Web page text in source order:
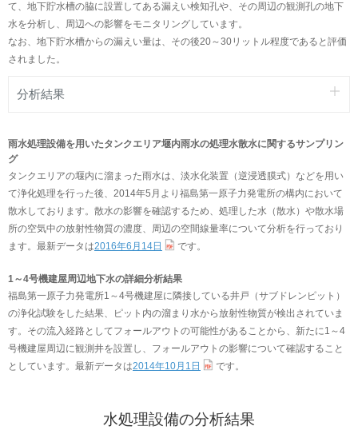
て、地下貯水槽の脇に設置してある漏えい検知孔や、その周辺の観測孔の地下
水を分析し、周辺への影響をモニタリングしています。
なお、地下貯水槽からの漏えい量は、その後20～30リットル程度であると評価
されました。
分析結果
雨水処理設備を用いたタンクエリア堰内雨水の処理水散水に関するサンプリン
グ
タンクエリアの堰内に溜まった雨水は、淡水化装置（逆浸透膜式）などを用い
て浄化処理を行った後、2014年5月より福島第一原子力発電所の構内において
散水しております。散水の影響を確認するため、処理した水（散水）や散水場
所の空気中の放射性物質の濃度、周辺の空間線量率について分析を行っており
ます。最新データは2016年6月14日 です。
1～4号機建屋周辺地下水の詳細分析結果
福島第一原子力発電所1～4号機建屋に隣接している井戸（サブドレンピット）
の浄化試験をした結果、ピット内の溜まり水から放射性物質が検出されていま
す。その流入経路としてフォールアウトの可能性があることから、新たに1～4
号機建屋周辺に観測井を設置し、フォールアウトの影響について確認すること
としています。最新データは2014年10月1日 です。
水処理設備の分析結果